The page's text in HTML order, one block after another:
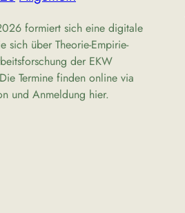
formiert sich eine digitale
sich über Theorie-Empirie-
der EKW
Termine finden online via
und Anmeldung hier.